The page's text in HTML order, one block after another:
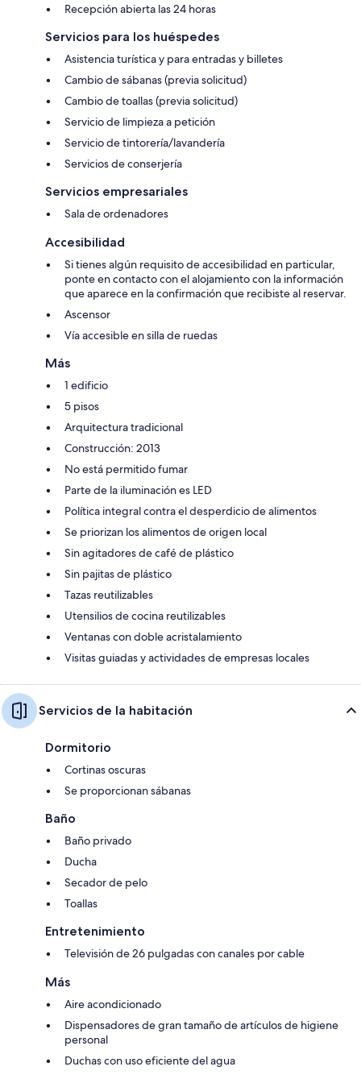
Recepción abierta las 24 horas
Servicios para los huéspedes
Asistencia turística y para entradas y billetes
Cambio de sábanas (previa solicitud)
Cambio de toallas (previa solicitud)
Servicio de limpieza a petición
Servicio de tintorería/lavandería
Servicios de conserjería
Servicios empresariales
Sala de ordenadores
Accesibilidad
Si tienes algún requisito de accesibilidad en particular,
ponte en contacto con el alojamiento con la información
que aparece en la confirmación que recibiste al reservar.
Ascensor
Vía accesible en silla de ruedas
Más
1 edificio
5 pisos
Arquitectura tradicional
Construcción: 2013
No está permitido fumar
Parte de la iluminación es LED
Política integral contra el desperdicio de alimentos
Se priorizan los alimentos de origen local
Sin agitadores de café de plástico
Sin pajitas de plástico
Tazas reutilizables
Utensilios de cocina reutilizables
Ventanas con doble acristalamiento
Visitas guiadas y actividades de empresas locales
Servicios de la habitación
Dormitorio
Cortinas oscuras
Se proporcionan sábanas
Baño
Baño privado
Ducha
Secador de pelo
Toallas
Entretenimiento
Televisión de 26 pulgadas con canales por cable
Más
Aire acondicionado
Dispensadores de gran tamaño de artículos de higiene
personal
Duchas con uso eficiente del agua